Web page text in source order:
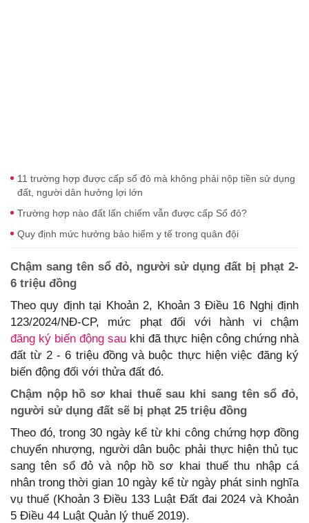
11 trường hợp được cấp sổ đỏ mà không phải nộp tiền sử dụng
đất, người dân hưởng lợi lớn
Trường hợp nào đất lấn chiếm vẫn được cấp Sổ đỏ?
Quy định mức hưởng bảo hiểm y tế trong quân đội
Chậm sang tên sổ đỏ, người sử dụng đất bị phạt 2-
6 triệu đồng
Theo quy định tại Khoản 2, Khoản 3 Điều 16 Nghị định
123/2024/NĐ-CP, mức phạt đối với hành vi chậm
đăng ký biến động sau khi đã thực hiện công chứng nhà
đất từ 2 - 6 triệu đồng và buộc thực hiện việc đăng ký
biến động đối với thửa đất đó.
Chậm nộp hồ sơ khai thuế sau khi sang tên sổ đỏ,
người sử dụng đất sẽ bị phạt 25 triệu đồng
Theo đó, trong 30 ngày kể từ khi công chứng hợp đồng
chuyển nhượng, người dân buộc phải thực hiện thủ tục
sang tên sổ đỏ và nộp hồ sơ khai thuế thu nhập cá
nhân trong thời gian 10 ngày kể từ ngày phát sinh nghĩa
vụ thuế (Khoản 3 Điều 133 Luật Đất đai 2024 và Khoản
5 Điều 44 Luật Quản lý thuế 2019).